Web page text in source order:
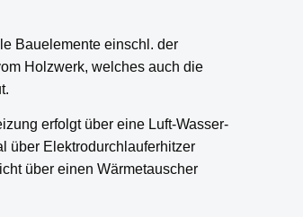
Bauelemente einschl. der
Holzwerk, welches auch die
erfolgt über eine Luft-Wasser-
über Elektrodurchlauferhitzer
über einen Wärmetauscher